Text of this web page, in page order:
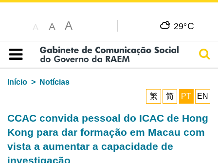
A A A 29°C
Índice
Início
Notícias
繁
简 PT EN
CCAC convida pessoal do ICAC de Hong
Kong para dar formação em Macau com
vista a aumentar a capacidade de
investigação